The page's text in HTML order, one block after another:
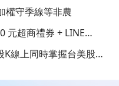
權守季線等非農
元超商禮券 + LINE
線上同時掌握台美股損